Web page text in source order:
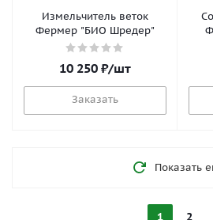
Измельчитель веток
Фермер "БИО Шредер"
10 250 ₽/шт
Заказать
Показать
1 2